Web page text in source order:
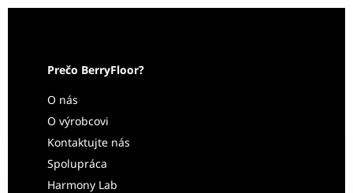
Prečo BerryFloor?
O nás
O výrobcovi
Kontaktujte nás
Spolupráca
Harmony Lab